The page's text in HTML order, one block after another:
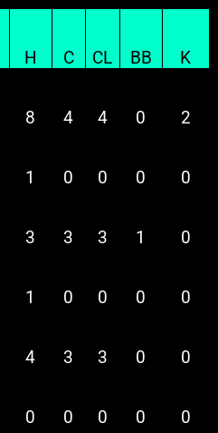
H C CL BB K
8 4 4 0 2
1 0 0 0 0
3 3 3 1 0
1 0 0 0 0
4 3 3 0 0
0 0 0 0 0